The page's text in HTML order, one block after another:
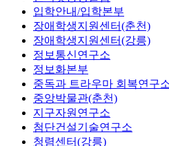
입학안내/입학본부
장애학생지원센터(춘천)
장애학생지원센터(강릉)
정보통신연구소
정보화본부
중독과 트라우마 회복연구
중앙박물관(춘천)
지구자원연구소
첨단건설기술연구소
청렴센터(강릉)